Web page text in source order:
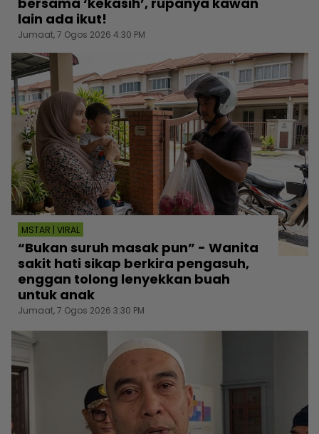
lain ada ikut!
Jumaat, 7 Ogos 2026 4:30 PM
MSTAR | VIRAL
“Bukan suruh masak pun” - Wanita
sakit hati sikap berkira pengasuh,
enggan tolong lenyekkan buah
untuk anak
Jumaat, 7 Ogos 2026 3:30 PM